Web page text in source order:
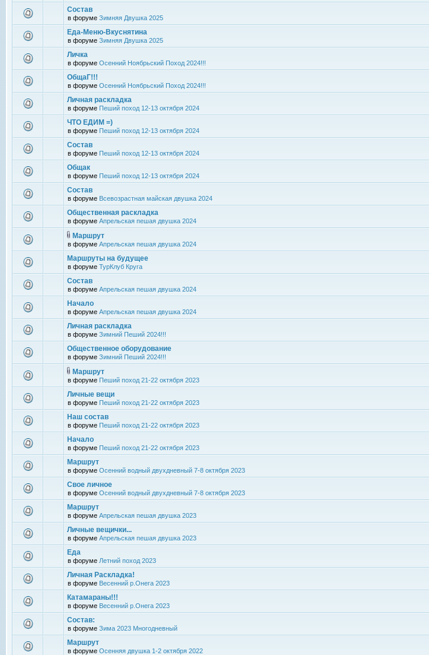
Состав
в форуме Зимняя Двушка 2025
Еда-Меню-Вкуснятина
в форуме Зимняя Двушка 2025
Личка
в форуме Осенний Ноябрьский Поход 2024!!!
ОбщаГ!!!
в форуме Осенний Ноябрьский Поход 2024!!!
Личная раскладка
в форуме Пеший поход 12-13 октября 2024
ЧТО ЕДИМ =)
в форуме Пеший поход 12-13 октября 2024
Состав
в форуме Пеший поход 12-13 октября 2024
Общак
в форуме Пеший поход 12-13 октября 2024
Состав
в форуме Всевозрастная майская двушка 2024
Общественная раскладка
в форуме Апрельская пешая двушка 2024
Маршрут
в форуме Апрельская пешая двушка 2024
Маршруты на будущее
в форуме ТурКлуб Круга
Состав
в форуме Апрельская пешая двушка 2024
Начало
в форуме Апрельская пешая двушка 2024
Личная раскладка
в форуме Зимний Пеший 2024!!!
Общественное оборудование
в форуме Зимний Пеший 2024!!!
Маршрут
в форуме Пеший поход 21-22 октября 2023
Личные вещи
в форуме Пеший поход 21-22 октября 2023
Наш состав
в форуме Пеший поход 21-22 октября 2023
Начало
в форуме Пеший поход 21-22 октября 2023
Маршрут
в форуме Осенний водный двухдневный 7-8 октября 2023
Свое личное
в форуме Осенний водный двухдневный 7-8 октября 2023
Маршрут
в форуме Апрельская пешая двушка 2023
Личные вещички...
в форуме Апрельская пешая двушка 2023
Еда
в форуме Летний поход 2023
Личная Раскладка!
в форуме Весенний р.Онега 2023
Катамараны!!!
в форуме Весенний р.Онега 2023
Состав:
в форуме Зима 2023 Многодневный
Маршрут
в форуме Осенняя двушка 1-2 октября 2022